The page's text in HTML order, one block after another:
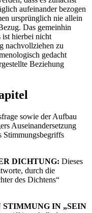
aufeinander bezogen
ursprünglich nie allein
Das gemeinhin
ist hierbei nicht
nachvollziehen zu
gedacht
Beziehung
sowie der Aufbau
Auseinandersetzung
Stimmungsbegriffs
DICHTUNG: Dieses
durch die
des Dichtens“
STIMMUNG IN „SEIN